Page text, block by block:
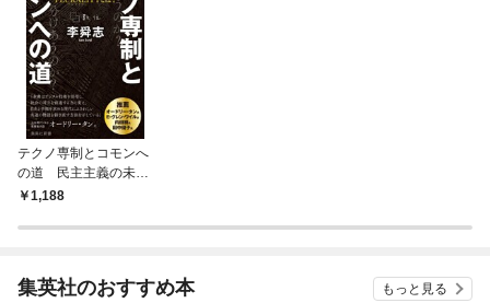
テクノ専制とコモンへ
の道 民主主義の未来
をひらく多元技術PLU
1,188
集英社のおすすめ本 もっと見る